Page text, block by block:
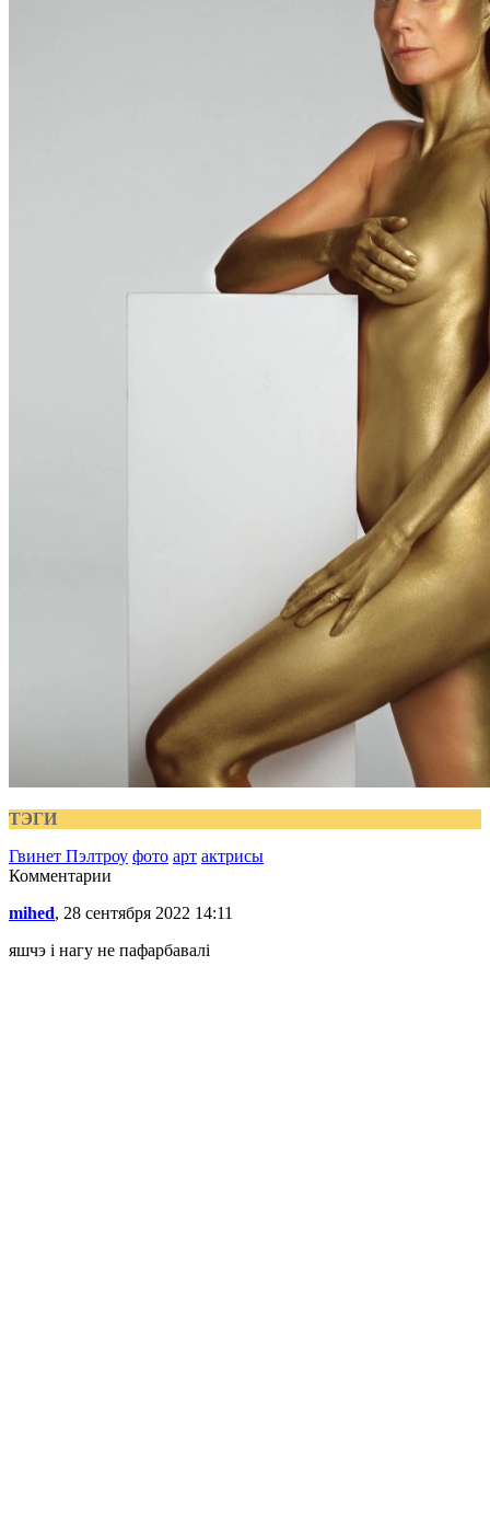
ТЭГИ
Гвинет Пэлтроу фото арт актрисы
Комментарии
mihed, 28 сентября 2022 14:11
яшчэ і нагу не пафарбавалі